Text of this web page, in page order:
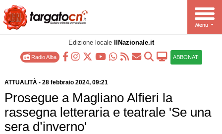
Edizione locale IlNazionale.it
Radio Alba ABBONATI
ATTUALITÀ- 28 febbraio 2024, 09:21
Prosegue a Magliano Alfieri la
rassegna letteraria e teatrale 'Se una
sera d’inverno'